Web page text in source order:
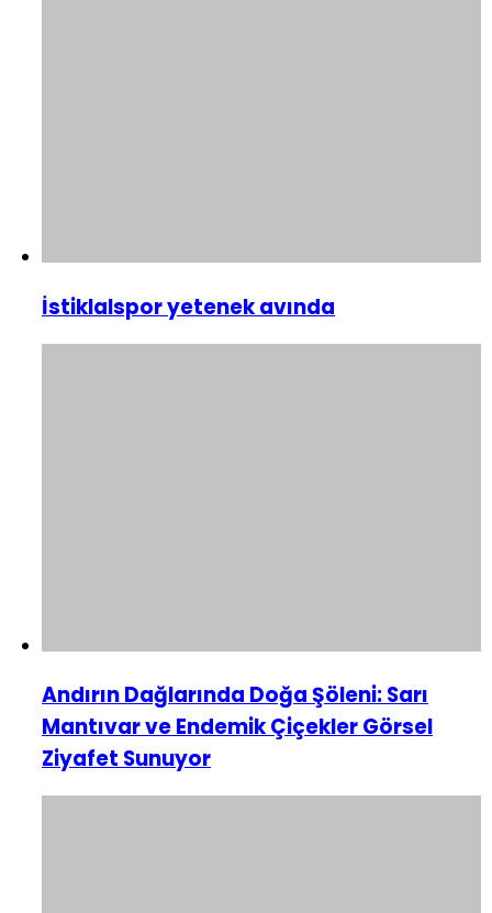
İstiklalspor yetenek avında
Andırın Dağlarında Doğa Şöleni: Sarı
Mantıvar ve Endemik Çiçekler Görsel
Ziyafet Sunuyor